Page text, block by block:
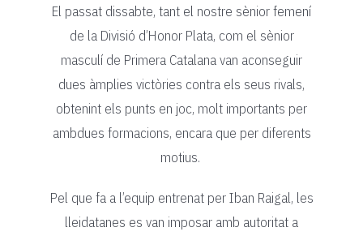
El passat dissabte, tant el nostre sènior femení
de la Divisió d’Honor Plata, com el sènior
masculí de Primera Catalana van aconseguir
dues àmplies victòries contra els seus rivals,
obtenint els punts en joc, molt importants per
ambdues formacions, encara que per diferents
motius.
Pel que fa a l’equip entrenat per Iban Raigal, les
lleidatanes es van imposar amb autoritat a